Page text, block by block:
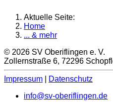
Aktuelle Seite:
Home
... & mehr
© 2026 SV Oberiflingen e. V.
Zollernstraße 6, 72296
Impressum
Datenschutz
info@sv-oberiflingen.de